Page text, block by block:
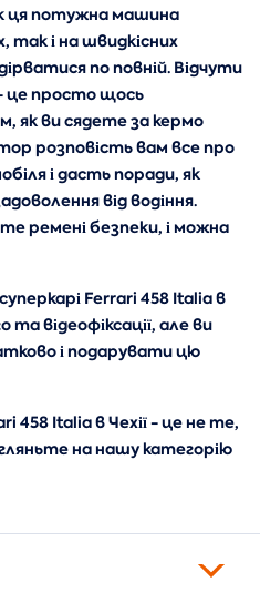
ця потужна машина
і на швидкісних
по повній. Відчути
- це просто щось
як ви сядете за кермо
розповість вам все про
і дасть поради, як
від водіння.
ремені безпеки, і можна
Ferrari 458 Italia в
та відеофіксації, але ви
і подарувати цю
458 Italia в Чехії - це не те,
на нашу категорію